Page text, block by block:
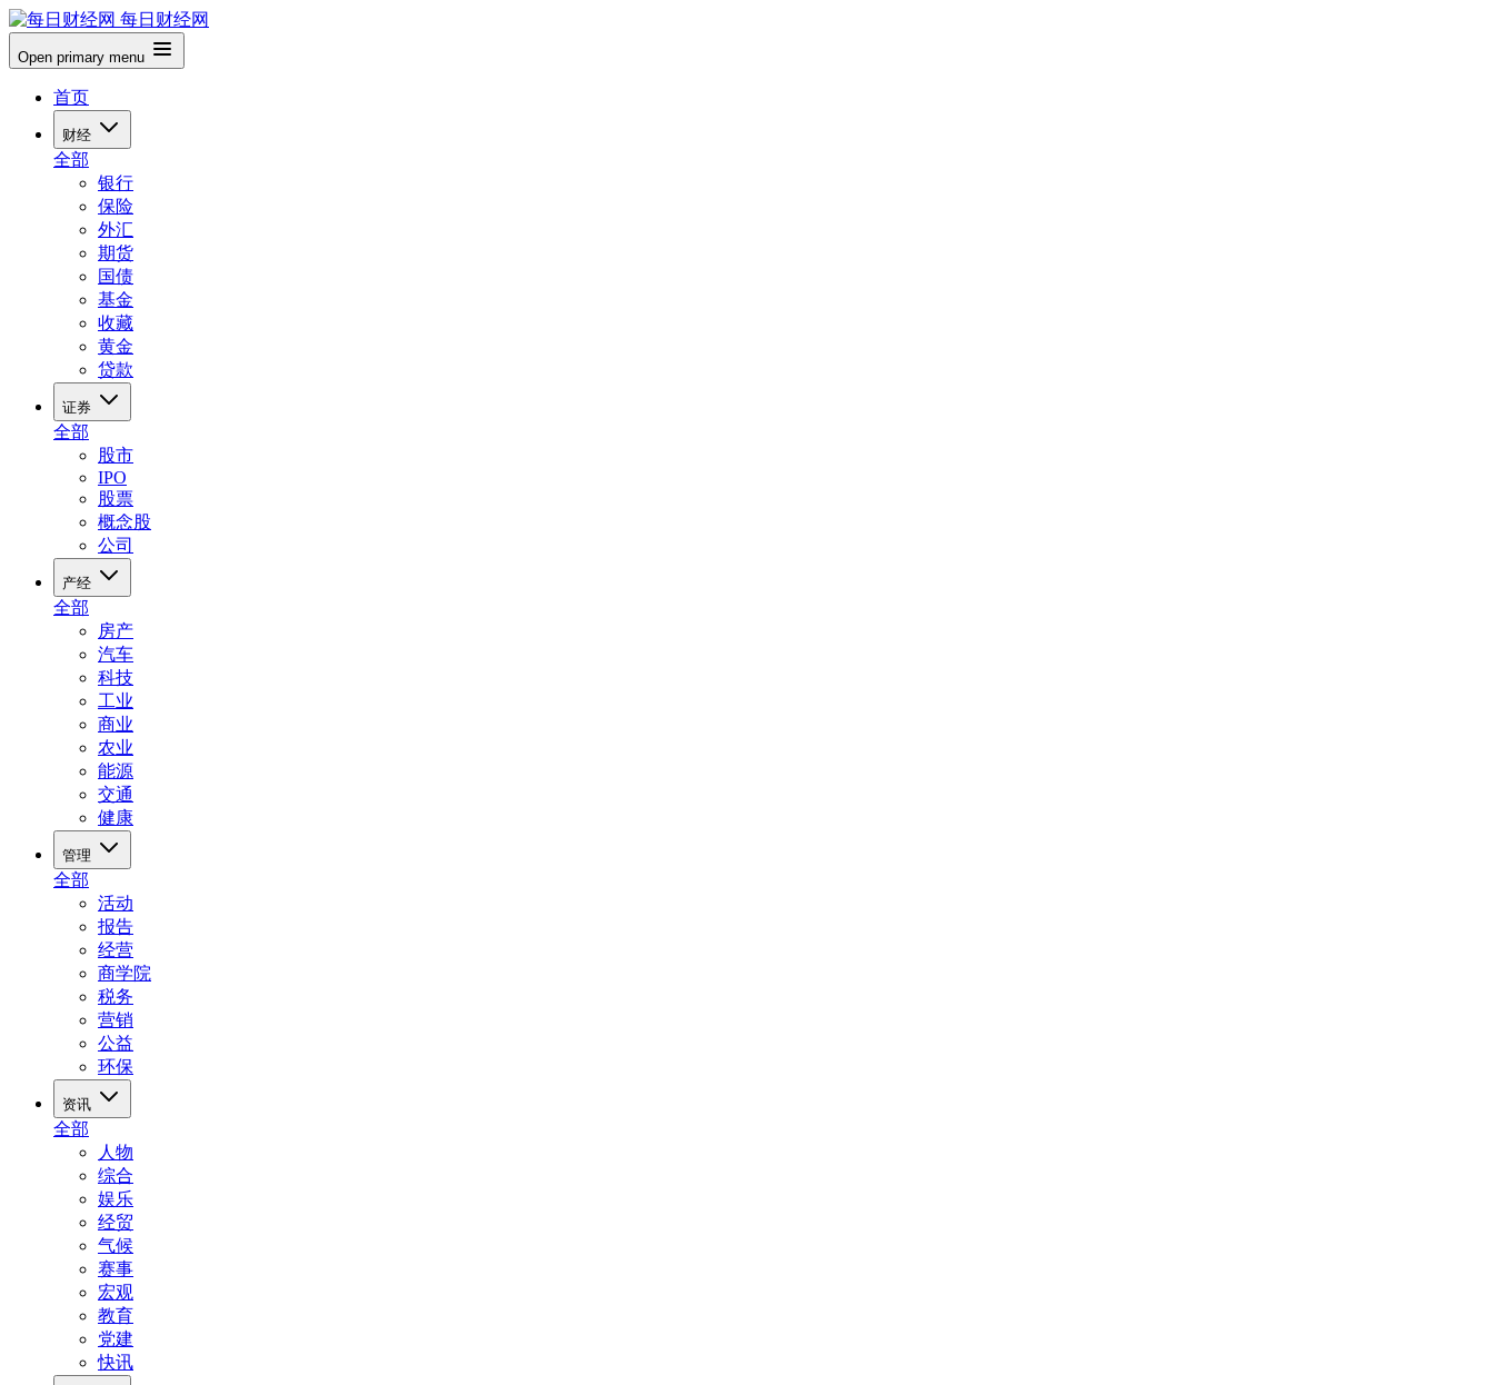
每日财经网
Open primary menu
首页
财经
全部
银行
保险
外汇
期货
国债
基金
收藏
黄金
贷款
证券
全部
股市
IPO
股票
概念股
公司
产经
全部
房产
汽车
科技
工业
商业
农业
能源
交通
健康
管理
全部
活动
报告
经营
商学院
税务
营销
公益
环保
资讯
全部
人物
综合
娱乐
经贸
气候
赛事
宏观
教育
党建
快讯